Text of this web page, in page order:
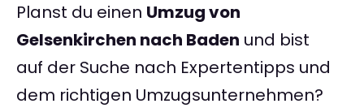
Planst du einen Umzug von
Gelsenkirchen nach Baden und bist
auf der Suche nach Expertentipps und
dem richtigen Umzugsunternehmen?